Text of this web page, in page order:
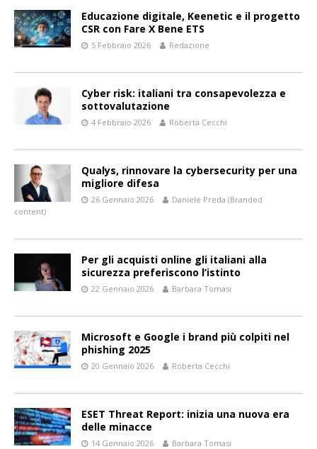
Educazione digitale, Keenetic e il progetto
CSR con Fare X Bene ETS
5 Febbraio 2026 Redazione
Cyber risk: italiani tra consapevolezza e
sottovalutazione
4 Febbraio 2026 Roberta Cecchi
Qualys, rinnovare la cybersecurity per una
migliore difesa
26 Gennaio 2026
Daniele Preda (Branded
content)
Per gli acquisti online gli italiani alla
sicurezza preferiscono l’istinto
22 Gennaio 2026 Barbara Tomasi
Microsoft e Google i brand più colpiti nel
phishing 2025
20 Gennaio 2026 Roberta Cecchi
ESET Threat Report: inizia una nuova era
delle minacce
14 Gennaio 2026 Barbara Tomasi